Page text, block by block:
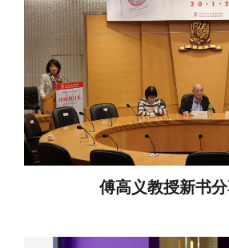
傅高义教授新书